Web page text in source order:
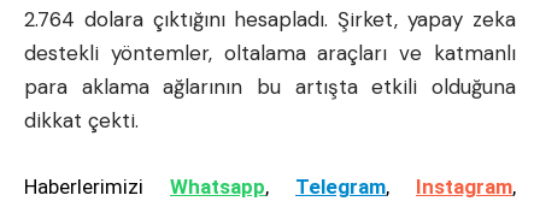
2.764 dolara çıktığını hesapladı. Şirket, yapay zeka
destekli yöntemler, oltalama araçları ve katmanlı
para aklama ağlarının bu artışta etkili olduğuna
dikkat çekti.
Haberlerimizi Whatsapp, Telegram, Instagram,